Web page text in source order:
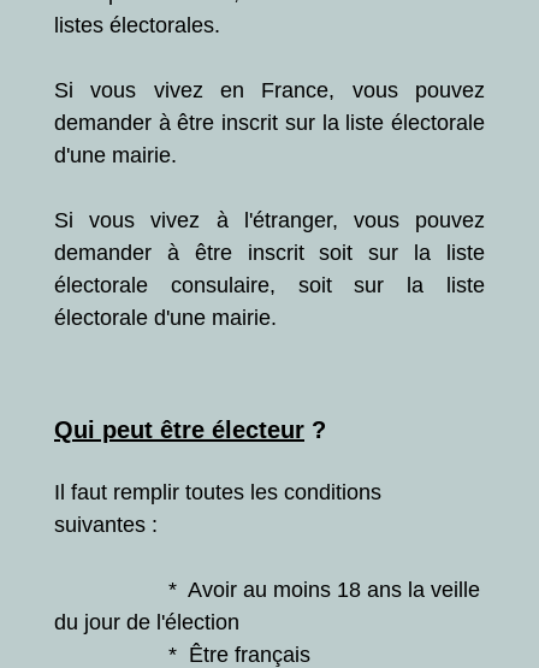
listes électorales.
Si vous vivez en France, vous pouvez
demander à être inscrit sur la liste électorale
d'une mairie.
Si vous vivez à l'étranger, vous pouvez
demander à être inscrit soit sur la liste
électorale consulaire, soit sur la liste
électorale d'une mairie.
Qui peut être électeur ?
Il faut remplir toutes les conditions
suivantes :
* Avoir au moins 18 ans la veille
du jour de l'élection
* Être français